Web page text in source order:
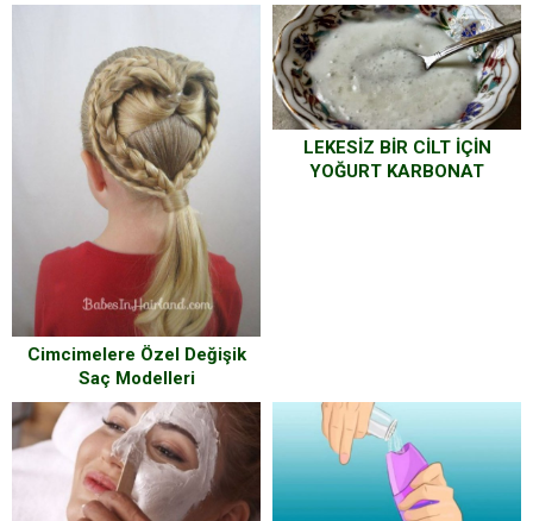
Cimcimelere Özel Değişik
Saç Modelleri
LEKESİZ BİR CİLT İÇİN
YOĞURT KARBONAT